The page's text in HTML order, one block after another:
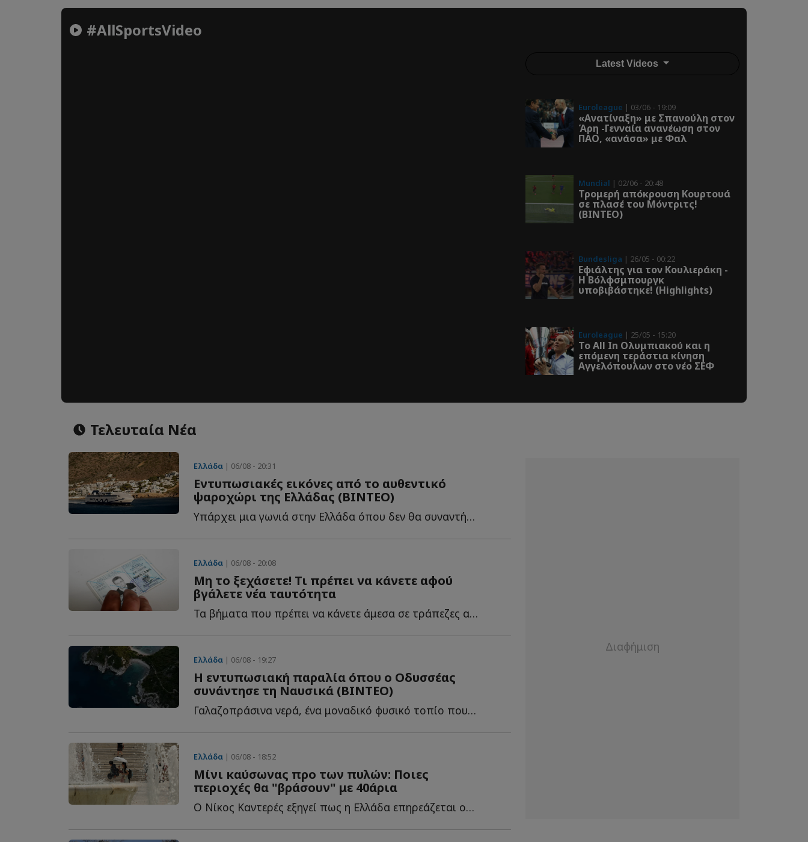
#AllSportsVideo
Latest Videos
Euroleague | 03/06 - 19:09
«Ανατίναξη» με Σπανούλη στον
Άρη -Γενναία ανανέωση στον
ΠΑΟ, «ανάσα» με Φαλ
Mundial | 02/06 - 20:48
Τρομερή απόκρουση Κουρτουά
σε πλασέ του Μόντριτς!
(ΒΙΝΤΕΟ)
Bundesliga | 26/05 - 00:22
Εφιάλτης για τον Κουλιεράκη -
Η Βόλφσμπουργκ
υποβιβάστηκε! (Highlights)
Euroleague | 25/05 - 15:20
Το All In Ολυμπιακού και η
επόμενη τεράστια κίνηση
Αγγελόπουλων στο νέο ΣΕΦ
Τελευταία Νέα
Ελλάδα | 06/08 - 20:31
Εντυπωσιακές εικόνες από το αυθεντικό
ψαροχώρι της Ελλάδας (ΒΙΝΤΕΟ)
Υπάρχει μια γωνιά στην Ελλάδα όπου δεν θα συναντήσεις π...
Ελλάδα | 06/08 - 20:08
Μη το ξεχάσετε! Τι πρέπει να κάνετε αφού
βγάλετε νέα ταυτότητα
Τα βήματα που πρέπει να κάνετε άμεσα σε τράπεζες αφού β...
Ελλάδα | 06/08 - 19:27
Η εντυπωσιακή παραλία όπου ο Οδυσσέας
συνάντησε τη Ναυσικά (ΒΙΝΤΕΟ)
Γαλαζοπράσινα νερά, ένα μοναδικό φυσικό τοπίο που μοιάζει σ...
Ελλάδα | 06/08 - 18:52
Μίνι καύσωνας προ των πυλών: Ποιες
περιοχές θα "βράσουν" με 40άρια
Ο Νίκος Καντερές εξηγεί πως η Ελλάδα επηρεάζεται οριακά α...